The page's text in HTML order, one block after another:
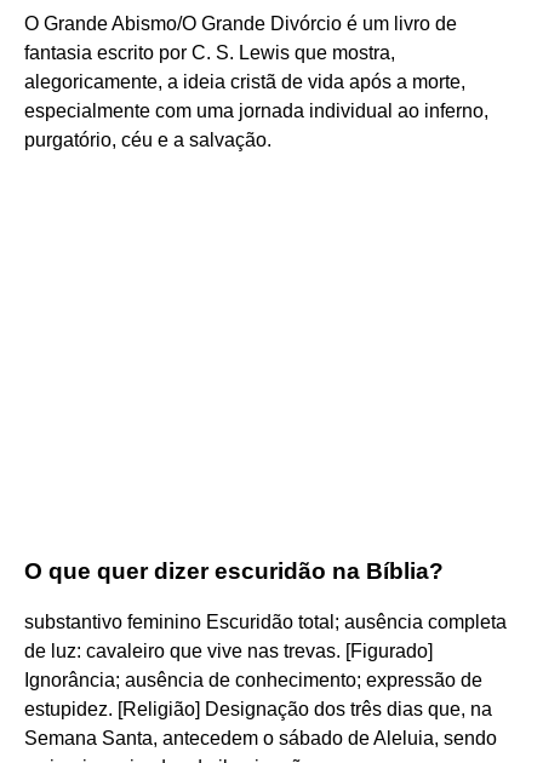
O Grande Abismo/O Grande Divórcio é um livro de
fantasia escrito por C. S. Lewis que mostra,
alegoricamente, a ideia cristã de vida após a morte,
especialmente com uma jornada individual ao inferno,
purgatório, céu e a salvação.
O que quer dizer escuridão na Bíblia?
substantivo feminino Escuridão total; ausência completa
de luz: cavaleiro que vive nas trevas. [Figurado]
Ignorância; ausência de conhecimento; expressão de
estupidez. [Religião] Designação dos três dias que, na
Semana Santa, antecedem o sábado de Aleluia, sendo